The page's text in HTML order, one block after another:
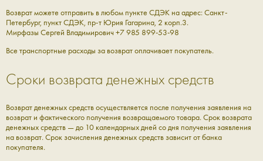
Возврат можете отправить в любом пункте СДЭК на адрес:Санкт-
Петербург, пункт СДЭК, пр-т Юрия Гагарина, 2 корп.3.
Мирфазы Сергей Владимирович +7 985 899-53-98
Все транспортные расходы за возврат оплачивает покупатель.
Сроки возврата денежных средств
Возврат денежных средств осуществляется после получения заявления на
возврат и фактического получения возвращаемого товара. Срок возврата
денежных средств — до 10 календарных дней со дня получения заявления
на возврат. Срок зачисления денежных средств зависит от банка
покупателя.